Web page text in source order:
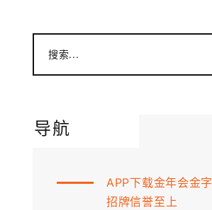
搜索...
导航
APP下载金年会金字
招牌信誉至上